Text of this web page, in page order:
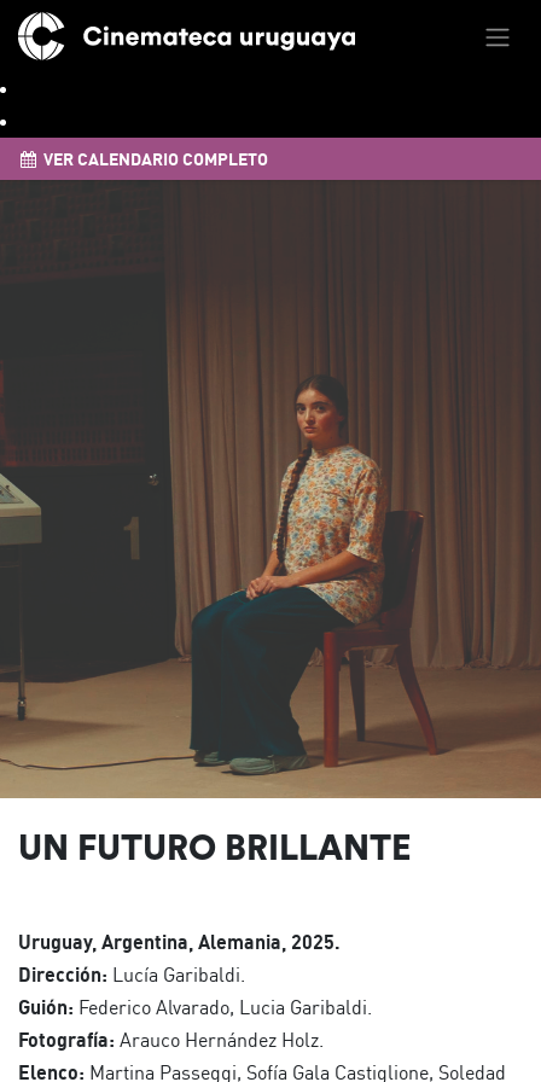
VER CALENDARIO COMPLETO
UN FUTURO BRILLANTE
Uruguay, Argentina, Alemania, 2025.
Dirección: Lucía Garibaldi.
Guión: Federico Alvarado, Lucia Garibaldi.
Fotografía: Arauco Hernández Holz.
Elenco: Martina Passeggi, Sofía Gala Castiglione, Soledad